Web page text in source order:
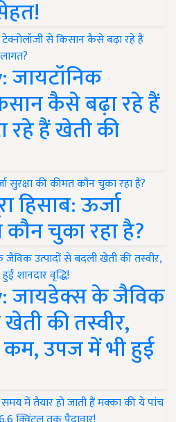
जायटॉनिक
कैसे बढ़ा रहे हैं
रहे हैं खेती की
हिसाब: ऊर्जा
चुका रहा है?
जायडेक्स के जैविक
की तस्वीर,
उपज में भी हुई